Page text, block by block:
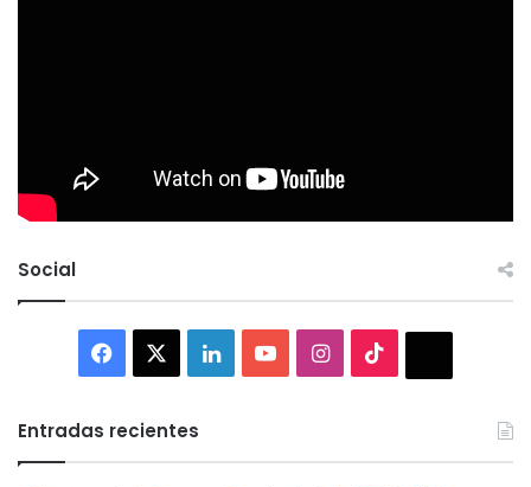
Social
Facebook LinkedInYouTubeInstagram
Entradas recientes